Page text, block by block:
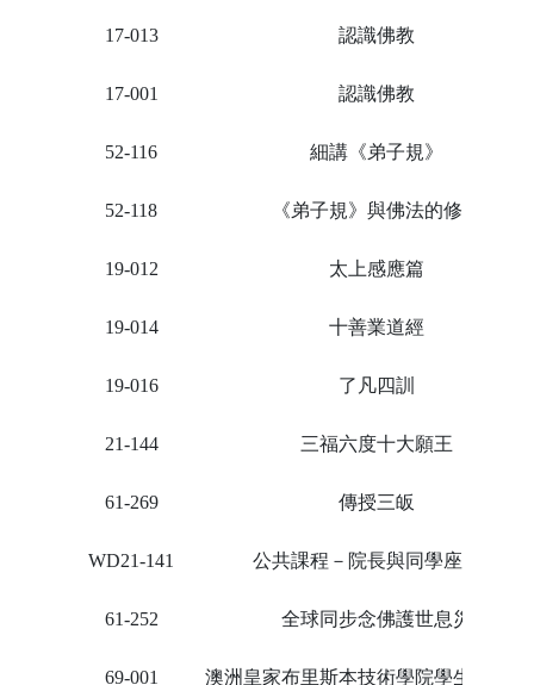
17-013 認識佛教
17-001 認識佛教
52-116 細講《弟子規》
52-118 《弟子規》與佛法的修學
19-012 太上感應篇
19-014 十善業道經
19-016 了凡四訓
21-144 三福六度十大願王
61-269 傳授三皈
WD21-141 公共課程－院長與同學座談會
61-252 全球同步念佛護世息災
69-001 澳洲皇家布里斯本技術學院學生習講分